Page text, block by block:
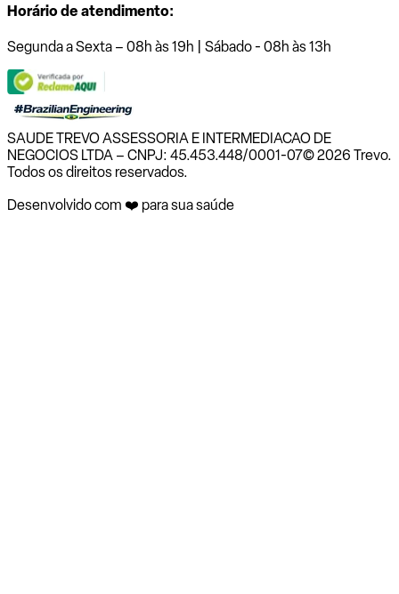
Horário de atendimento:
Segunda a Sexta – 08h às 19h | Sábado - 08h às 13h
SAUDE TREVO ASSESSORIA E INTERMEDIACAO DE
NEGOCIOS LTDA – CNPJ: 45.453.448/0001-07© 2026 Trevo.
Todos os direitos reservados.
Desenvolvido com ❤️ para sua saúde